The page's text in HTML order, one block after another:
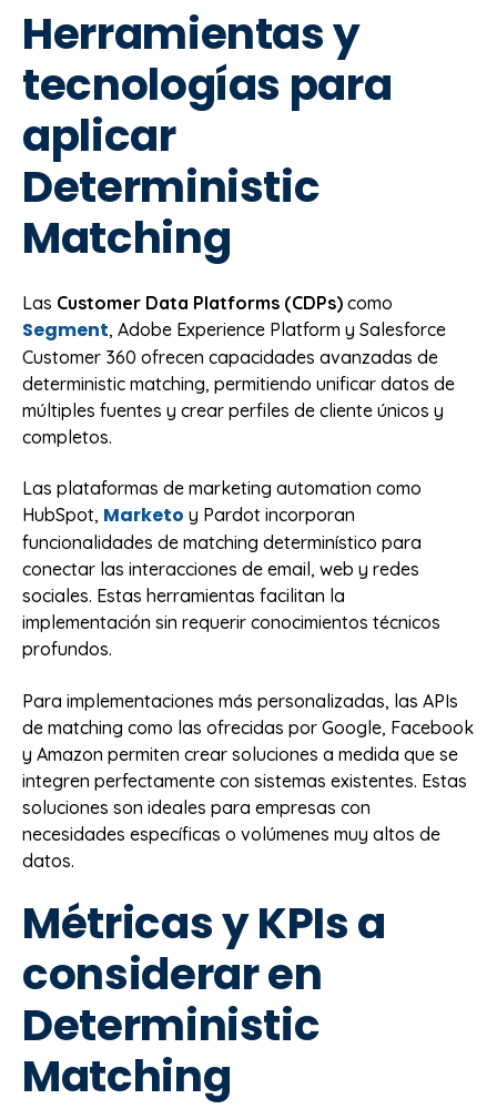
Herramientas y
tecnologías para
aplicar
Deterministic
Matching
Las Customer Data Platforms (CDPs) como
Segment, Adobe Experience Platform y Salesforce
Customer 360 ofrecen capacidades avanzadas de
deterministic matching, permitiendo unificar datos de
múltiples fuentes y crear perfiles de cliente únicos y
completos.
Las plataformas de marketing automation como
HubSpot, Marketo y Pardot incorporan
funcionalidades de matching determinístico para
conectar las interacciones de email, web y redes
sociales. Estas herramientas facilitan la
implementación sin requerir conocimientos técnicos
profundos.
Para implementaciones más personalizadas, las APIs
de matching como las ofrecidas por Google, Facebook
y Amazon permiten crear soluciones a medida que se
integren perfectamente con sistemas existentes. Estas
soluciones son ideales para empresas con
necesidades específicas o volúmenes muy altos de
datos.
Métricas y KPIs a
considerar en
Deterministic
Matching